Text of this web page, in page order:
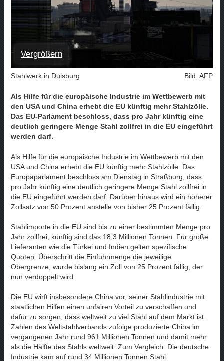
Vergrößern
Stahlwerk in Duisburg Bild: AFP
Als Hilfe für die europäische Industrie im Wettbewerb mit
den USA und China erhebt die EU künftig mehr Stahlzölle.
Das EU-Parlament beschloss, dass pro Jahr künftig eine
deutlich geringere Menge Stahl zollfrei in die EU eingeführt
werden darf.
Als Hilfe für die europäische Industrie im Wettbewerb mit den
USA und China erhebt die EU künftig mehr Stahlzölle. Das
Europaparlament beschloss am Dienstag in Straßburg, dass
pro Jahr künftig eine deutlich geringere Menge Stahl zollfrei in
die EU eingeführt werden darf. Darüber hinaus wird ein höherer
Zollsatz von 50 Prozent anstelle von bisher 25 Prozent fällig.
Stahlimporte in die EU sind bis zu einer bestimmten Menge pro
Jahr zollfrei, künftig sind das 18,3 Millionen Tonnen. Für große
Lieferanten wie die Türkei und Indien gelten spezifische
Quoten. Überschritt die Einfuhrmenge die jeweilige
Obergrenze, wurde bislang ein Zoll von 25 Prozent fällig, der
nun verdoppelt wird.
Die EU wirft insbesondere China vor, seiner Stahlindustrie mit
staatlichen Hilfen einen unfairen Vorteil zu verschaffen und
dafür zu sorgen, dass weltweit zu viel Stahl auf dem Markt ist.
Zahlen des Weltstahlverbands zufolge produzierte China im
vergangenen Jahr rund 961 Millionen Tonnen und damit mehr
als die Hälfte des Stahls weltweit. Zum Vergleich: Die deutsche
Industrie kam auf rund 34 Millionen Tonnen Stahl.